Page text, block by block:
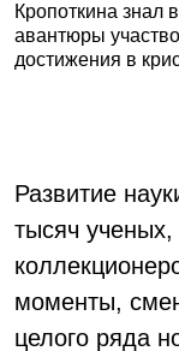
Кропоткина знал
авантюры
достижения в
Развитие
тысяч
моменты,
целого ряда